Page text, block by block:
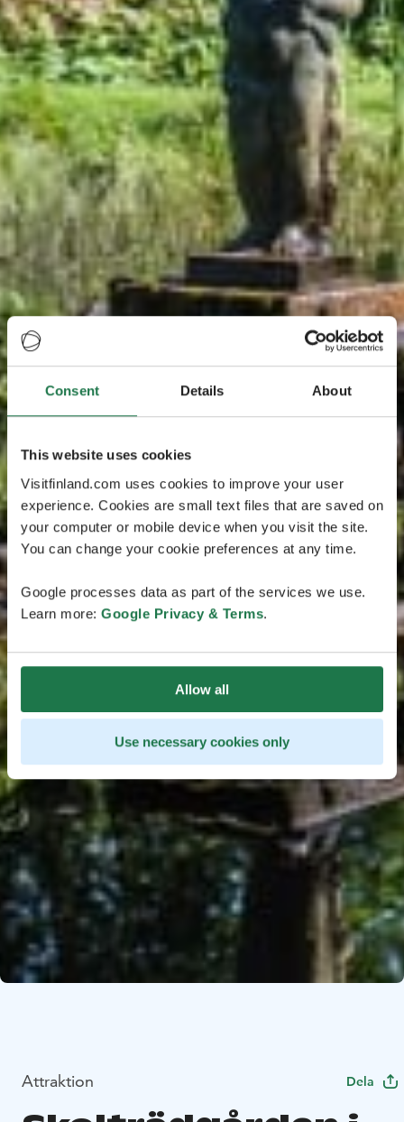
Consent Details About
This website uses cookies
Visitfinland.com uses cookies to improve your user
experience. Cookies are small text files that are saved on
your computer or mobile device when you visit the site.
You can change your cookie preferences at any time.
Google processes data as part of the services we use.
Learn more: Google Privacy & Terms.
Allow all
Use necessary cookies only
Attraktion Dela